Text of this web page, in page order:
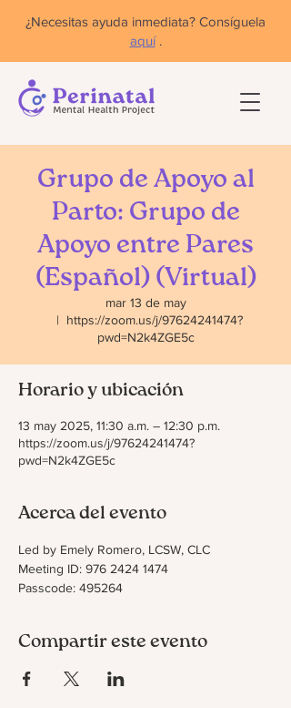
¿Necesitas ayuda inmediata? Consíguela
aquí.
Grupo de Apoyo al
Parto: Grupo de
Apoyo entre Pares
(Español) (Virtual)
mar 13 de may
  |
https://zoom.us/j/97624241474?
pwd=N2k4ZGE5c
Horario y ubicación
13 may 2025, 11:30 a.m. – 12:30 p.m.
https://zoom.us/j/97624241474?
pwd=N2k4ZGE5c
Acerca del evento
Led by Emely Romero, LCSW, CLC
Meeting ID: 976 2424 1474
Passcode: 495264
Compartir este evento